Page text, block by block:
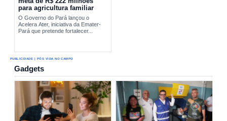
para agricultura familiar
O Governo do Pará lançou o
Acelera Ater, iniciativa da Emater-
Pará que pretende fortalecer...
PUBLICIDADE | PÓS VIDA NO CAMPO
Gadgets